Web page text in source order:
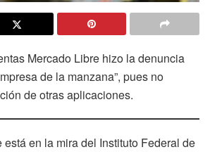
Mercado Libre hizo la denuncia
de la manzana”, pues no
de otras aplicaciones.
en la mira del Instituto Federal de